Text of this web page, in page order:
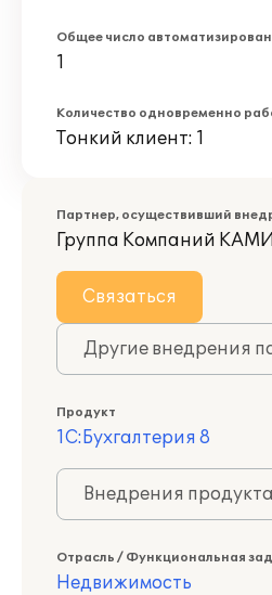
Общее число
1
Количество одновременно
Тонкий клиент: 1
Партнер, осуществивший
Группа Компаний
Связаться
Другие внедрения
Продукт
1С:Бухгалтерия 8
Внедрения
Отрасль / Функциональная
Недвижимость